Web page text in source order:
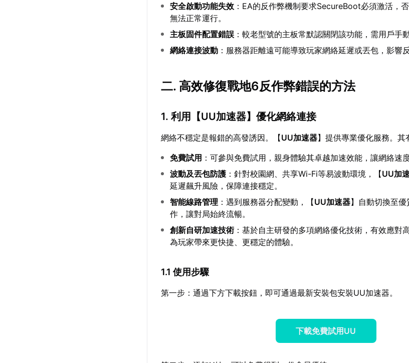
安全啟動功能失效 ：EA的反作弊機制要求SecureBoot必須激活，
無法正常運行。
主板固件配置錯誤 ：較老型號的主板常默認關閉該功能，需用戶手
網絡連接波動 ：服務器距離遠可能導致玩家網絡延遲或丟包，影響
二. 高效修復戰地6反作弊錯誤的方法
1. 利用【UU加速器】優化網絡連接
網絡不穩定是報錯的高發誘因。【UU加速器】提供專業優化服務。其
免費試用 ：可參與免費試用，親身體驗其卓越加速效能，讓網絡速
波動及丟包防護 ：針對校園網、共享Wi-Fi等易波動環境，【UU加
延遲飆升風險，保障連接穩定。
智能線路管理 ：遇到服務器分配變動，【UU加速器】自動切換至
作，讓對局始終流暢。
創新自研加速技術：基於自主研發的多項網絡優化技術，有效應對
為玩家帶來更快捷、更穩定的體驗。
1.1 使用步驟
第一步：通過下方下載按鈕，即可通過最新安裝包安裝UU加速器。
下載免費試用UU